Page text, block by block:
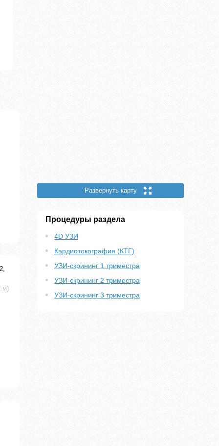
м)
Развернуть карту
Процедуры раздела
4D УЗИ
Кардиотокография (КТГ)
УЗИ-скрининг 1 триместра
УЗИ-скрининг 2 триместра
УЗИ-скрининг 3 триместра